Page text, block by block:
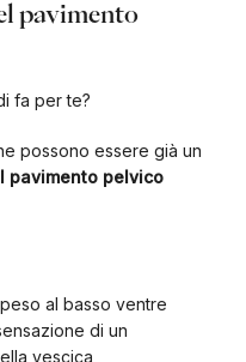
pavimento
fa per te?
possono essere già un
pavimento pelvico
al basso ventre
di un
vescica